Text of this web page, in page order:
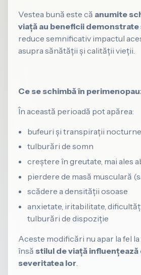
Vestea bună este că anumite
viață au beneficii
reduce semnificativ impactul
asupra sănătății și calității vieții.
Ce se schimbă în
În această perioadă pot apărea:
bufeuri și transpirații nocturne
tulburări de somn
creștere în greutate, mai ales
pierdere de masă musculară
scădere a densității osoase
anxietate, iritabilitate,
tulburări de dispoziție
Aceste modificări nu apar la fel la
însăstilul de viață
severitatea lor